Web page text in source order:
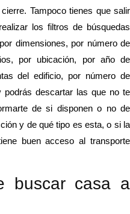
Tampoco tienes que salir
los filtros de búsquedas
dimensiones, por número de
por ubicación, por año de
del edificio, por número de
descartar las que no te
de si disponen o no de
y de qué tipo es esta, o si la
buen acceso al transporte
buscar casa a